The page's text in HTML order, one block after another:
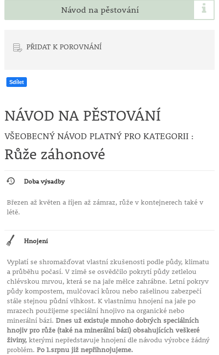
Návod na pěstování
PŘIDAT K POROVNÁNÍ
Sdílet
NÁVOD NA PĚSTOVÁNÍ
VŠEOBECNÝ NÁVOD PLATNÝ PRO KATEGORII :
Růže záhonové
Doba výsadby
Březen až květen a říjen až zámraz, růže v kontejnerech také v
létě.
Hnojení
Vyplatí se shromažďovat vlastní zkušenosti podle půdy, klimatu
a průběhu počasí. V zimě se osvědčilo pokrytí půdy zetlelou
chlévskou mrvou, která se na jaře mělce zahrábne. Letní pokryv
půdy kompostem, mulčovací kůrou nebo rašelinou zabezpečí
stále stejnou půdní vlhkost. K vlastnímu hnojení na jaře po
mrazech použijeme speciální hnojivo na organické nebo
minerální bázi. Dnes už existuje mnoho dobrých speciálních
hnojiv pro růže (také na minerální bázi) obsahujících veškeré
živiny,kterými nepředstavuje hnojení dle návodu výrobce žádný
problém. Po 1.srpnu již nepřihnojujeme.